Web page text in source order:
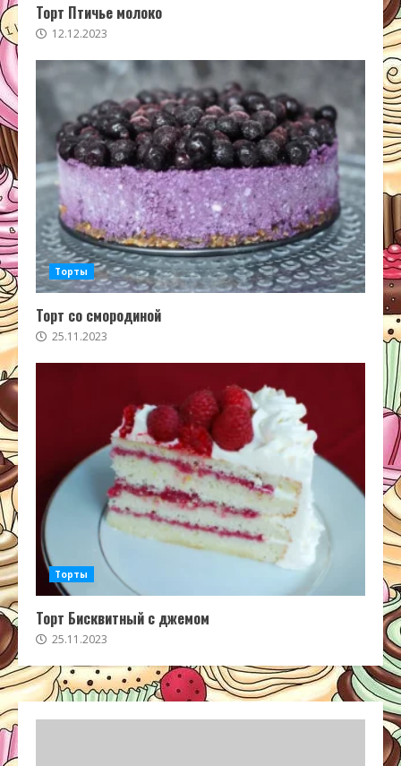
Торт Птичье молоко
12.12.2023
Торты
Торт со смородиной
25.11.2023
Торты
Торт Бисквитный с джемом
25.11.2023